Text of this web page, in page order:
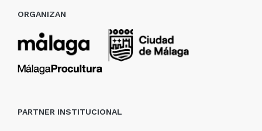
ORGANIZAN
PARTNER INSTITUCIONAL